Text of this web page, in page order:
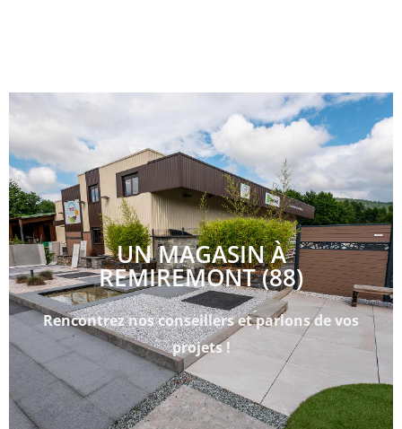
UN MAGASIN À
REMIREMONT (88)
Rencontrez nos conseillers et parlons de vos
projets !